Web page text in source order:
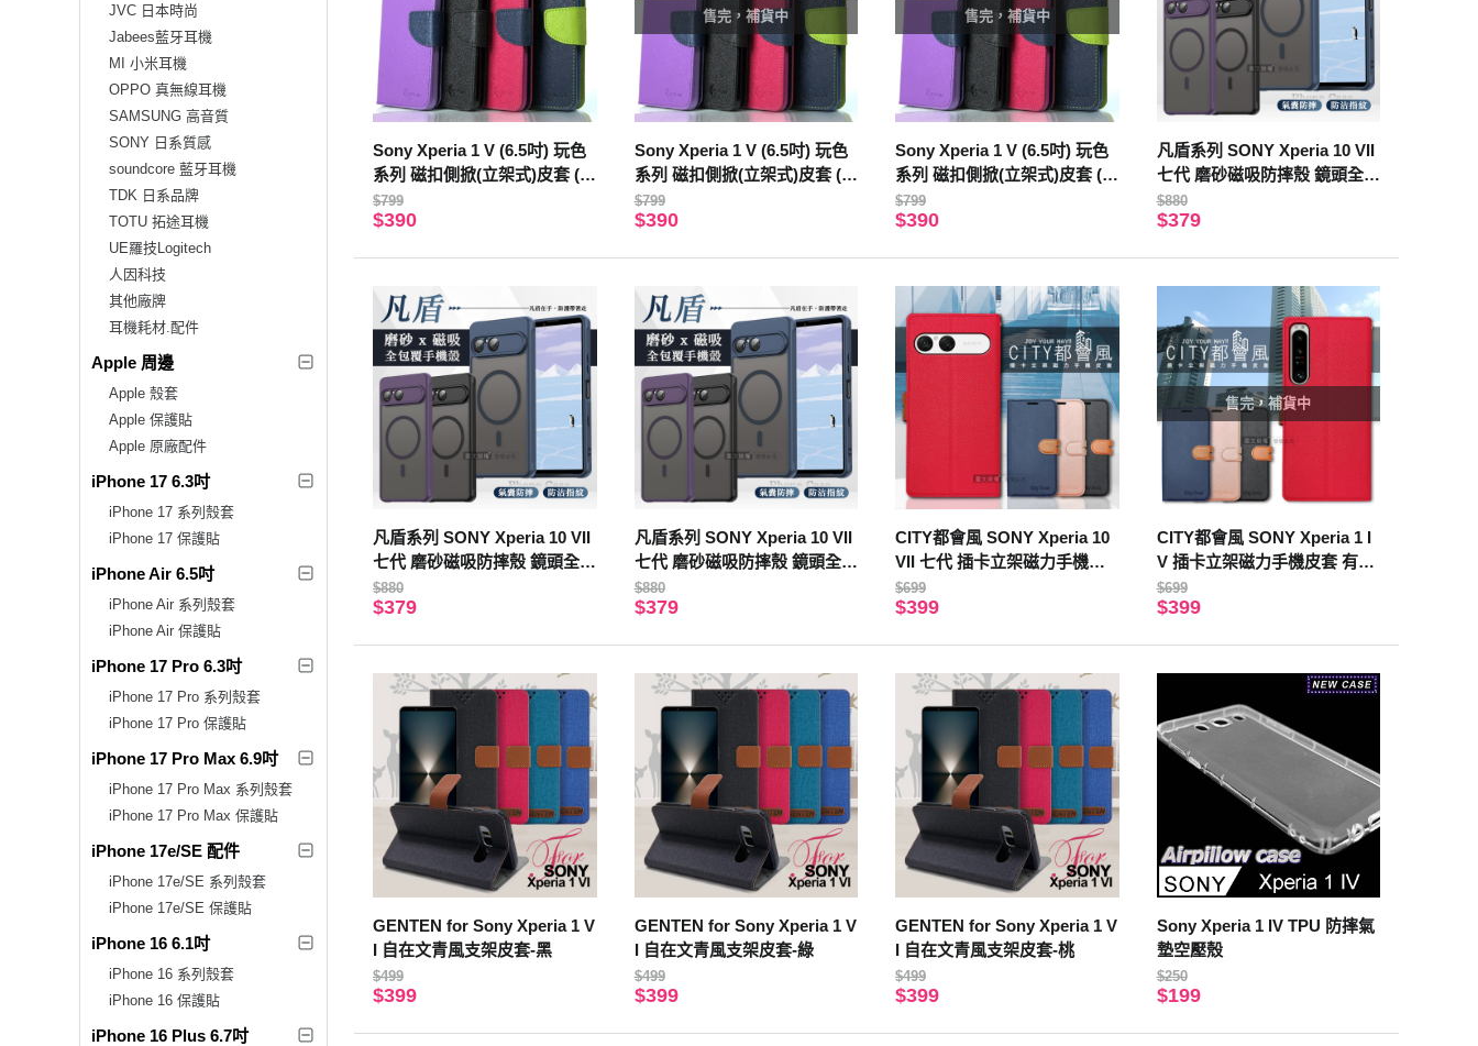
JVC 日本時尚
Jabees藍牙耳機
MI 小米耳機
OPPO 真無線耳機
SAMSUNG 高音質
SONY 日系質感
soundcore 藍牙耳機
TDK 日系品牌
TOTU 拓途耳機
UE羅技Logitech
人因科技
其他廠牌
耳機耗材.配件
Apple 周邊
Apple 殼套
Apple 保護貼
Apple 原廠配件
iPhone 17 6.3吋
iPhone 17 系列殼套
iPhone 17 保護貼
iPhone Air 6.5吋
iPhone Air 系列殼套
iPhone Air 保護貼
iPhone 17 Pro 6.3吋
iPhone 17 Pro 系列殼套
iPhone 17 Pro 保護貼
iPhone 17 Pro Max 6.9吋
iPhone 17 Pro Max 系列殼套
iPhone 17 Pro Max 保護貼
iPhone 17e/SE 配件
iPhone 17e/SE 系列殼套
iPhone 17e/SE 保護貼
iPhone 16 6.1吋
iPhone 16 系列殼套
iPhone 16 保護貼
iPhone 16 Plus 6.7吋
Sony Xperia 1 V (6.5吋) 玩色
系列 磁扣側掀(立架式)皮套 (黑
色)
$799
$390
售完，補貨中
Sony Xperia 1 V (6.5吋) 玩色
系列 磁扣側掀(立架式)皮套 (桃
色)
$799
$390
售完，補貨中
Sony Xperia 1 V (6.5吋) 玩色
系列 磁扣側掀(立架式)皮套 (桃
色)
$799
$390
凡盾系列 SONY Xperia 10 VII
七代 磨砂磁吸防摔殼 鏡頭全包
覆 手機殼(典雅紫)
$880
$379
凡盾系列 SONY Xperia 10 VII
七代 磨砂磁吸防摔殼 鏡頭全包
覆 手機殼(經典黑)
$880
$379
凡盾系列 SONY Xperia 10 VII
七代 磨砂磁吸防摔殼 鏡頭全包
覆 手機殼(海軍藍)
$880
$379
CITY都會風 SONY Xperia 10
VII 七代 插卡立架磁力手機皮
套 有吊飾孔(玫瑰金)
$699
$399
售完，補貨中
CITY都會風 SONY Xperia 1 I
V 插卡立架磁力手機皮套 有吊
飾孔(瀟灑藍)
$699
$399
GENTEN for Sony Xperia 1 V
I 自在文青風支架皮套-黑
$499
$399
GENTEN for Sony Xperia 1 V
I 自在文青風支架皮套-綠
$499
$399
GENTEN for Sony Xperia 1 V
I 自在文青風支架皮套-桃
$499
$399
Sony Xperia 1 IV TPU 防摔氣
墊空壓殼
$250
$199